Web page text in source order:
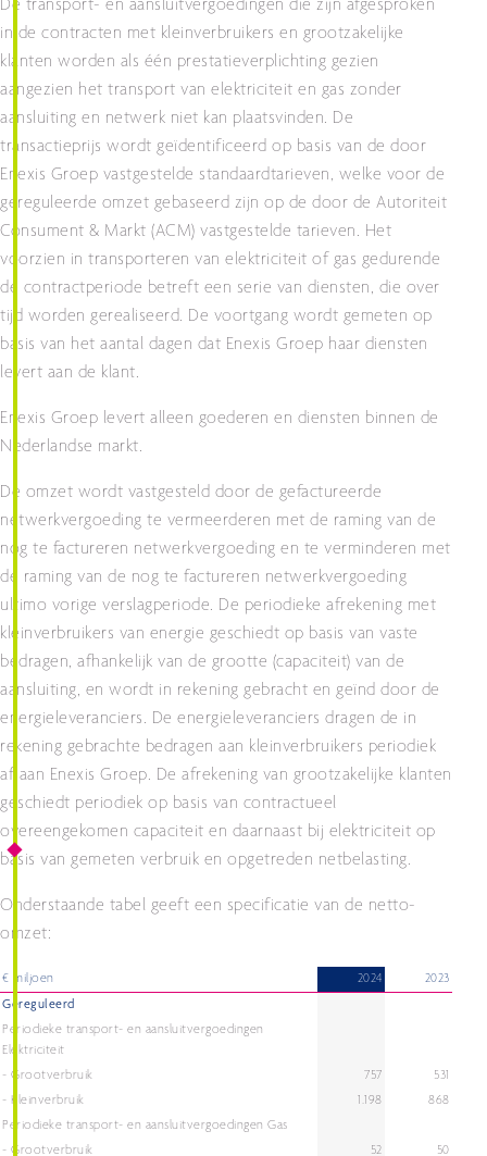
De transport- en aansluitvergoedingen die zijn afgesproken
in de contracten met kleinverbruikers en grootzakelijke
klanten worden als één prestatieverplichting gezien
aangezien het transport van elektriciteit en gas zonder
aansluiting en netwerk niet kan plaatsvinden. De
transactieprijs wordt geïdentificeerd op basis van de door
Enexis Groep vastgestelde standaardtarieven, welke voor de
gereguleerde omzet gebaseerd zijn op de door de Autoriteit
Consument & Markt (ACM) vastgestelde tarieven. Het
voorzien in transporteren van elektriciteit of gas gedurende
de contractperiode betreft een serie van diensten, die over
tijd worden gerealiseerd. De voortgang wordt gemeten op
basis van het aantal dagen dat Enexis Groep haar diensten
levert aan de klant.
Enexis Groep levert alleen goederen en diensten binnen de
Nederlandse markt.
De omzet wordt vastgesteld door de gefactureerde
netwerkvergoeding te vermeerderen met de raming van de
nog te factureren netwerkvergoeding en te verminderen met
de raming van de nog te factureren netwerkvergoeding
ultimo vorige verslagperiode. De periodieke afrekening met
kleinverbruikers van energie geschiedt op basis van vaste
bedragen, afhankelijk van de grootte (capaciteit) van de
aansluiting, en wordt in rekening gebracht en geïnd door de
energieleveranciers. De energieleveranciers dragen de in
rekening gebrachte bedragen aan kleinverbruikers periodiek
af aan Enexis Groep. De afrekening van grootzakelijke klanten
geschiedt periodiek op basis van contractueel
overeengekomen capaciteit en daarnaast bij elektriciteit op
basis van gemeten verbruik en opgetreden netbelasting.
Onderstaande tabel geeft een specificatie van de netto-
omzet:
€ miljoen 2024
2023
Gereguleerd
Periodieke transport- en aansluitvergoedingen
Elektriciteit
- Grootverbruik
757
531
- Kleinverbruik
1.198
868
Periodieke transport- en aansluitvergoedingen Gas
- Grootverbruik
52
50